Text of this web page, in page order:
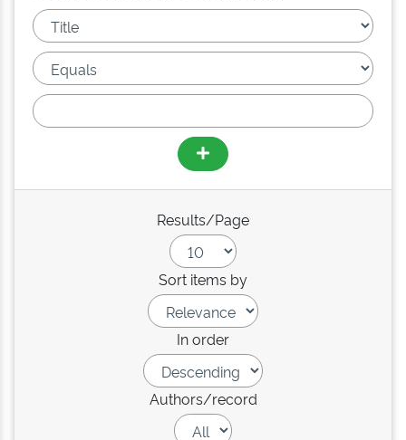
Results/Page
Sort items by
In order
Authors/record